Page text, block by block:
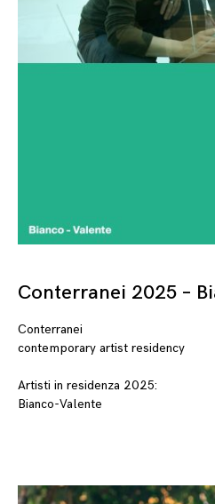
Conterranei 2025 –
Conterranei
contemporary artist residency
Artisti in residenza 2025:
Bianco-Valente